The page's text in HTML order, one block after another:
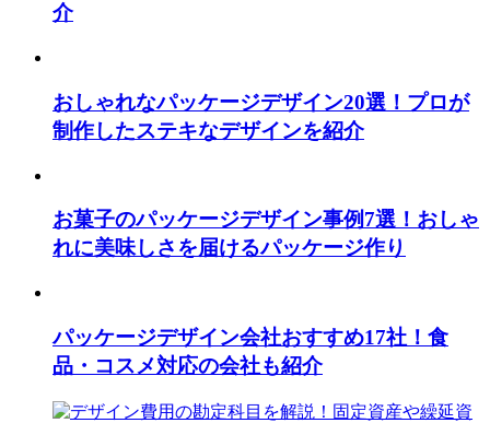
介
おしゃれなパッケージデザイン20選！プロが
制作したステキなデザインを紹介
お菓子のパッケージデザイン事例7選！おしゃ
れに美味しさを届けるパッケージ作り
パッケージデザイン会社おすすめ17社！食
品・コスメ対応の会社も紹介